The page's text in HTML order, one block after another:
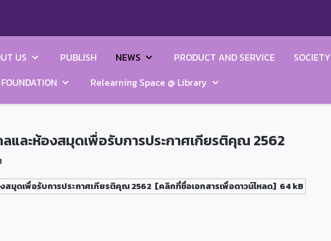
US PUBLISH NEWS PRODUCT AND SERVICE SOCIETY
Relearning Space @ Library
และห้องสมุดเพื่อรับการประกาศเกียรติคุณ 2562
มุดเพื่อรับการประกาศเกียรติคุณ 2562 [คลิกที่ชื่อเอกสารเพื่อดาวน์โหลด] 64 kB